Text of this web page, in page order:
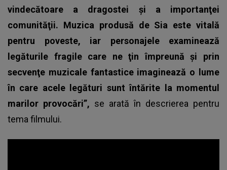
vindecătoare a dragostei şi a importanţei
comunităţii. Muzica produsă de Sia este vitală
pentru poveste, iar personajele examinează
legăturile fragile care ne ţin împreună şi prin
secvenţe muzicale fantastice imaginează o lume
în care acele legături sunt întărite la momentul
marilor provocări”, se arată în descrierea pentru
tema filmului.